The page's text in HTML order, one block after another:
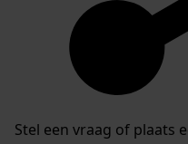
Stel een vraag of plaats